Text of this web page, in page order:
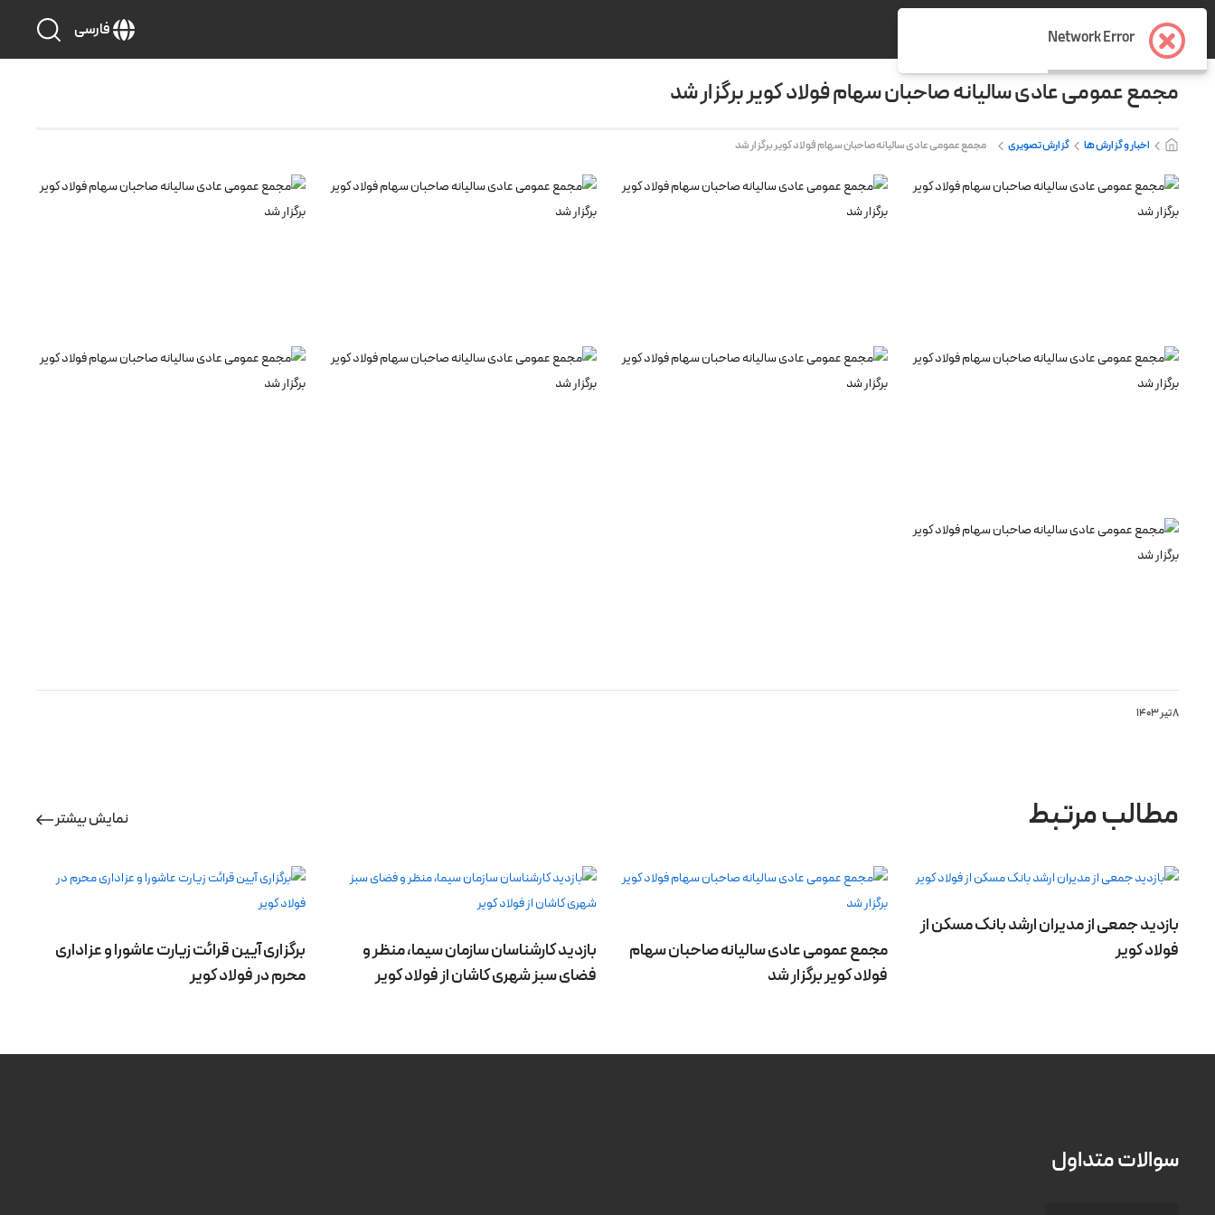
فارسی
مجمع عمومی عادی سالیانه صاحبان سهام فولاد کویر برگزار شد
اخبار و گزارش ها گزارش تصویری مجمع عمومی عادی سالیانه صاحبان سهام فولاد کویر برگزار شد
8 تیر 1403
مطالب مرتبط نمایش بیشتر
بازدید جمعی از مدیران ارشد بانک مسکن از
فولاد کویر
مجمع عمومی عادی سالیانه صاحبان سهام
فولاد کویر برگزار شد
بازدید کارشناسان سازمان سیما، منظر و
فضای سبز شهری کاشان از فولاد کویر
برگزاری آیین قرائت زیارت عاشورا و عزاداری
محرم در فولاد کویر
سوالات متداول
Network Error